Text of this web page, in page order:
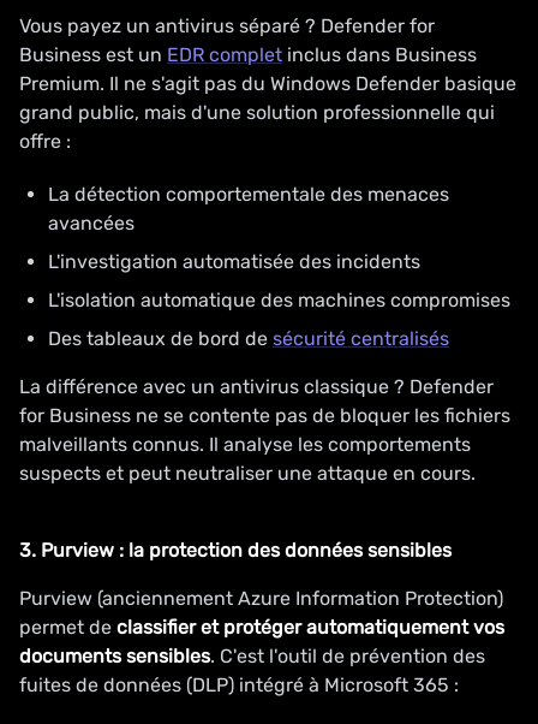
Vous payez un antivirus séparé ? Defender for
Business est un EDR complet inclus dans Business
Premium. Il ne s'agit pas du Windows Defender basique
grand public, mais d'une solution professionnelle qui
offre :
La détection comportementale des menaces
avancées
L'investigation automatisée des incidents
L'isolation automatique des machines compromises
Des tableaux de bord de sécurité centralisés
La différence avec un antivirus classique ? Defender
for Business ne se contente pas de bloquer les fichiers
malveillants connus. Il analyse les comportements
suspects et peut neutraliser une attaque en cours.
3. Purview : la protection des données sensibles
Purview (anciennement Azure Information Protection)
permet de classifier et protéger automatiquement vos
documents sensibles. C'est l'outil de prévention des
fuites de données (DLP) intégré à Microsoft 365 :